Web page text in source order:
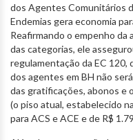
dos Agentes Comunitários
Endemias gera economia
Reafirmando o empenho da
das categorias, ele
regulamentação da EC 120,
dos agentes em BH não
das gratificações, abonos e
(o piso atual, estabelecido na
para ACS e ACE e de R$